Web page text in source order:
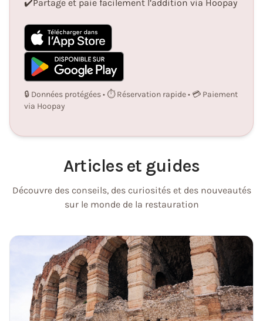
✔️Partage et paie facilement l’addition via Hoopay
🔒 Données protégées • ⏱️ Réservation rapide • 💳 Paiement
via Hoopay
Articles et guides
Découvre des conseils, des curiosités et des nouveautés
sur le monde de la restauration